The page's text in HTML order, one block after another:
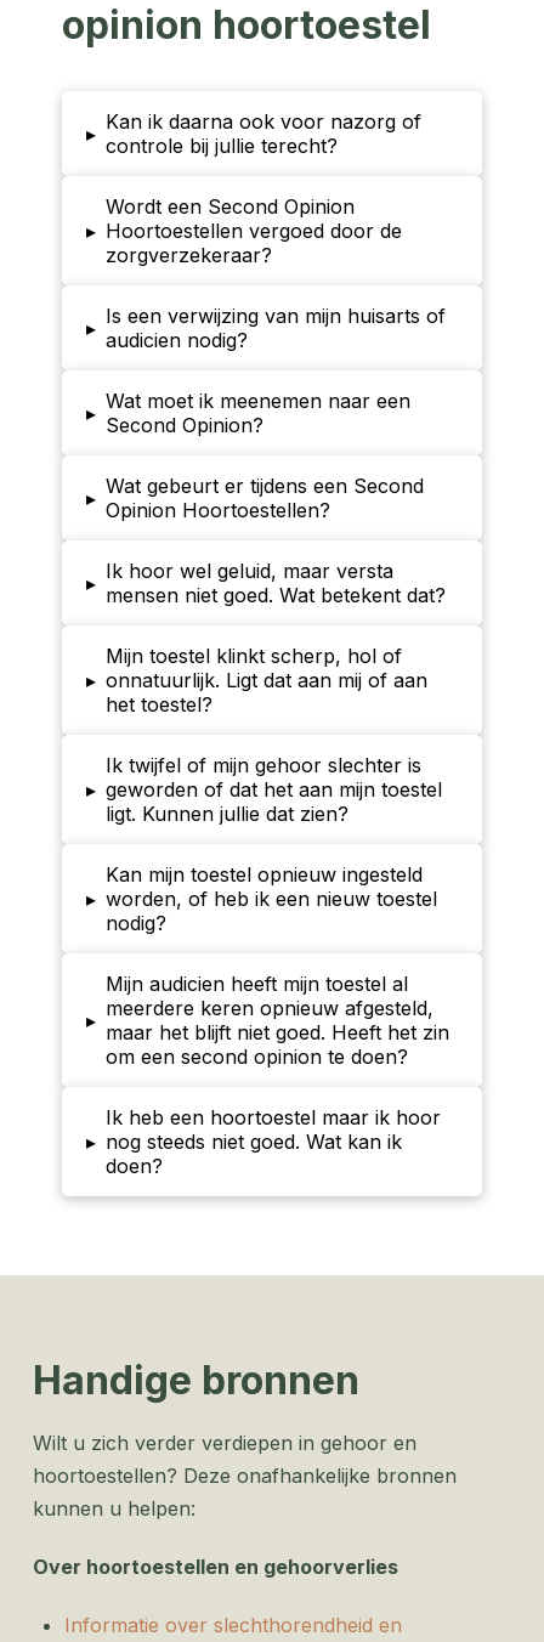
opinion hoortoestel
▸ Kan ik daarna ook voor nazorg of
controle bij jullie terecht?
▸
Wordt een Second Opinion
Hoortoestellen vergoed door de
zorgverzekeraar?
▸ Is een verwijzing van mijn huisarts of
audicien nodig?
▸ Wat moet ik meenemen naar een
Second Opinion?
▸ Wat gebeurt er tijdens een Second
Opinion Hoortoestellen?
▸ Ik hoor wel geluid, maar versta
mensen niet goed. Wat betekent dat?
▸
Mijn toestel klinkt scherp, hol of
onnatuurlijk. Ligt dat aan mij of aan
het toestel?
▸
Ik twijfel of mijn gehoor slechter is
geworden of dat het aan mijn toestel
ligt. Kunnen jullie dat zien?
▸
Kan mijn toestel opnieuw ingesteld
worden, of heb ik een nieuw toestel
nodig?
▸
Mijn audicien heeft mijn toestel al
meerdere keren opnieuw afgesteld,
maar het blijft niet goed. Heeft het zin
om een second opinion te doen?
▸
Ik heb een hoortoestel maar ik hoor
nog steeds niet goed. Wat kan ik
doen?
Handige bronnen
Wilt u zich verder verdiepen in gehoor en
hoortoestellen? Deze onafhankelijke bronnen
kunnen u helpen:
Over hoortoestellen en gehoorverlies
Informatie over slechthorendheid en